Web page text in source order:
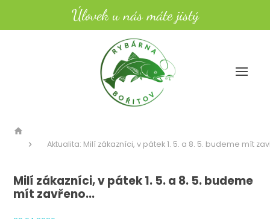
Úlovek u nás máte jistý
Aktualita: Milí zákazníci, v pátek 1. 5. a 8. 5. budeme mít
Milí zákazníci, v pátek 1. 5. a 8. 5. budeme
mít zavřeno...